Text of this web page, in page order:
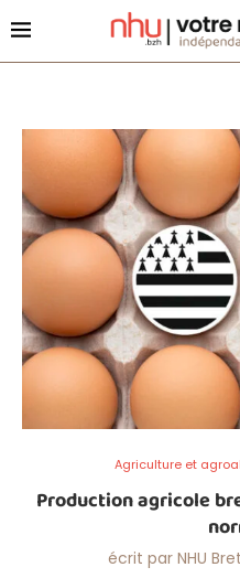
Agriculture et
Production agricole
écrit par NHU